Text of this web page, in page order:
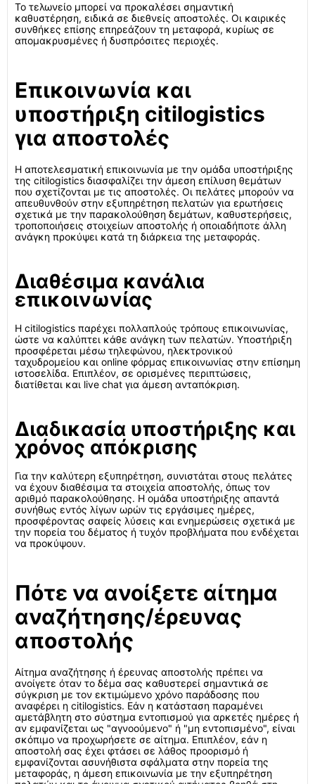
Το τελωνείο μπορεί να προκαλέσει σημαντική
καθυστέρηση, ειδικά σε διεθνείς αποστολές. Οι καιρικές
συνθήκες επίσης επηρεάζουν τη μεταφορά, κυρίως σε
απομακρυσμένες ή δυσπρόσιτες περιοχές.
Επικοινωνία και
υποστήριξη citilogistics
για αποστολές
Η αποτελεσματική επικοινωνία με την ομάδα υποστήριξης
της citilogistics διασφαλίζει την άμεση επίλυση θεμάτων
που σχετίζονται με τις αποστολές. Οι πελάτες μπορούν να
απευθυνθούν στην εξυπηρέτηση πελατών για ερωτήσεις
σχετικά με την παρακολούθηση δεμάτων, καθυστερήσεις,
τροποποιήσεις στοιχείων αποστολής ή οποιαδήποτε άλλη
ανάγκη προκύψει κατά τη διάρκεια της μεταφοράς.
Διαθέσιμα κανάλια
επικοινωνίας
Η citilogistics παρέχει πολλαπλούς τρόπους επικοινωνίας,
ώστε να καλύπτει κάθε ανάγκη των πελατών. Υποστήριξη
προσφέρεται μέσω τηλεφώνου, ηλεκτρονικού
ταχυδρομείου και online φόρμας επικοινωνίας στην επίσημη
ιστοσελίδα. Επιπλέον, σε ορισμένες περιπτώσεις,
διατίθεται και live chat για άμεση ανταπόκριση.
Διαδικασία υποστήριξης και
χρόνος απόκρισης
Για την καλύτερη εξυπηρέτηση, συνιστάται στους πελάτες
να έχουν διαθέσιμα τα στοιχεία αποστολής, όπως τον
αριθμό παρακολούθησης. Η ομάδα υποστήριξης απαντά
συνήθως εντός λίγων ωρών τις εργάσιμες ημέρες,
προσφέροντας σαφείς λύσεις και ενημερώσεις σχετικά με
την πορεία του δέματος ή τυχόν προβλήματα που ενδέχεται
να προκύψουν.
Πότε να ανοίξετε αίτημα
αναζήτησης/έρευνας
αποστολής
Αίτημα αναζήτησης ή έρευνας αποστολής πρέπει να
ανοίγετε όταν το δέμα σας καθυστερεί σημαντικά σε
σύγκριση με τον εκτιμώμενο χρόνο παράδοσης που
αναφέρει η citilogistics. Εάν η κατάσταση παραμένει
αμετάβλητη στο σύστημα εντοπισμού για αρκετές ημέρες ή
αν εμφανίζεται ως "αγνοούμενο" ή "μη εντοπισμένο", είναι
σκόπιμο να προχωρήσετε σε αίτημα. Επιπλέον, εάν η
αποστολή σας έχει φτάσει σε λάθος προορισμό ή
εμφανίζονται ασυνήθιστα σφάλματα στην πορεία της
μεταφοράς, η άμεση επικοινωνία με την εξυπηρέτηση